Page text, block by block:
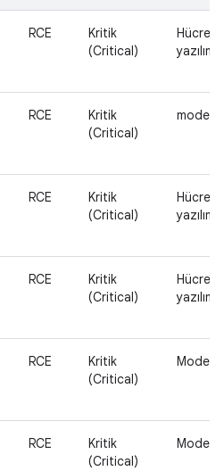
RCE
Kritik
(Critical)
yazılımı
RCE
Kritik
(Critical)
modem
RCE
Kritik
(Critical)
yazılımı
RCE
Kritik
(Critical)
yazılımı
RCE
Kritik
(Critical)
Modem
RCE
Kritik
(Critical)
Modem